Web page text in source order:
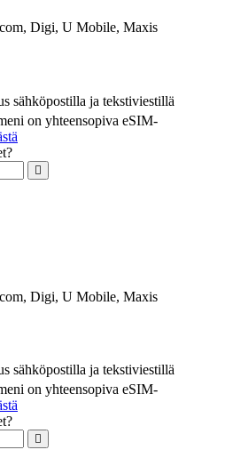
Digi, U Mobile, Maxis
sähköpostilla ja tekstiviestillä
on yhteensopiva eSIM-
Digi, U Mobile, Maxis
sähköpostilla ja tekstiviestillä
on yhteensopiva eSIM-